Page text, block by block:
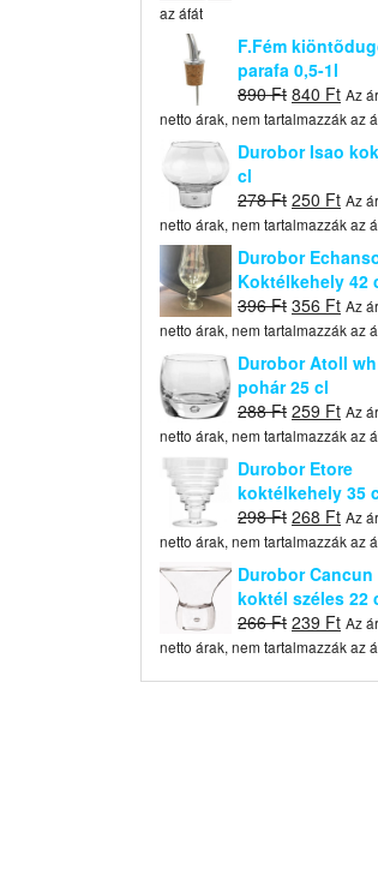
565 Ft.396
az áfát
F.Fém
parafa 0,5-1l
890Ft Original
price
was:
890 Ft.
840 Ft
price
is:
840
Az
netto árak, nem tartalmazzák az
Durobor Isao
cl
278Ft Original
price
was:
278 Ft.
250 Ft
price
250
Az
netto árak, nem tartalmazzák az
Durobor
Koktélkehely 42
396Ft Original
price
was:
396 Ft.
356 Ft
price
is:
356
Az
netto árak, nem tartalmazzák az
Durobor Atoll wh
pohár 25 cl
288Ft Original
price
was:
288 Ft.
259 Ft
price
259
Az
netto árak, nem tartalmazzák az
Durobor Etore
koktélkehely 35
298Ft Original
price
was:
298 Ft.
268 Ft
price
268
Az
netto árak, nem tartalmazzák az
Durobor Cancun
koktél széles 22
266Ft Original
price
239 Ft
price
Az
netto árak, nem tartalmazzák az